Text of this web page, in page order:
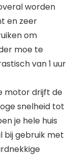
worden
en zeer
om
moe te
van 1 uur
motor drijft de
snelheid tot
je hele huis
bij gebruik met